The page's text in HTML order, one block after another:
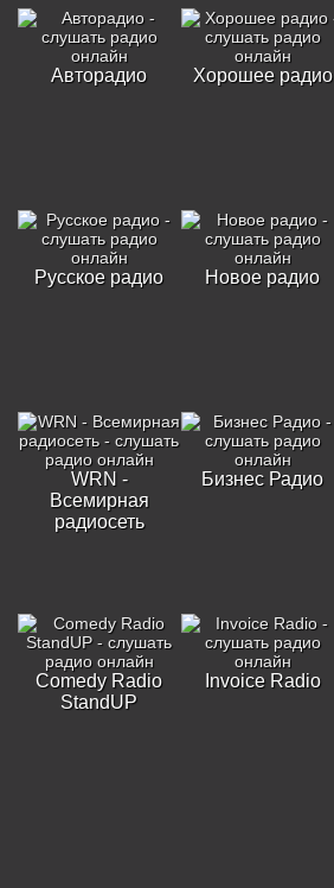
Авторадио Хорошее радио
Русское радио
Новое радио
WRN -
Всемирная
радиосеть
Бизнес Радио
Comedy Radio
StandUP
Invoice Radio